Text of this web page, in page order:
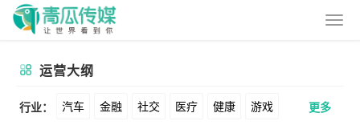
运营大纲
行业： 汽车 金融 社交 医疗 健康 游戏 更多